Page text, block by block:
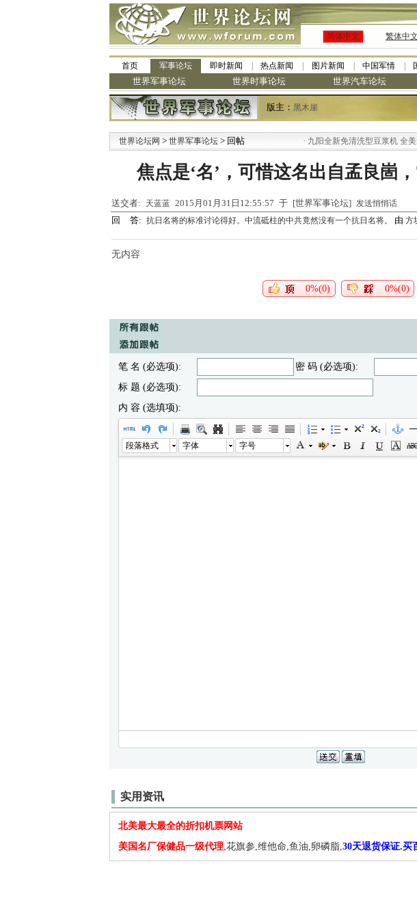
简体中文 繁体中文
首页 军事论坛 即时新闻 热点新闻 图片新闻 中国军情
世界军事论坛 世界时事论坛 世界汽车论坛
版主： 黑木崖
世界论坛网 > 世界军事论坛 > 回帖 九阳全新免清洗型豆浆机 全美最
焦点是‘名’，可惜这名出自孟良崮，
送交者: 天蓝蓝 2015月01月31日12:55:57 于 [世界军事论坛] 发送悄悄话
回 答: 抗日名将的标准讨论得好。中流砥柱的中共竟然没有一个抗日名将。 由 方
无内容
0%(0) 0%(0)
笔 名 (必选项): 密 码 (必选项):
标 题 (必选项):
内 容 (选填项):
段落格式 字体 字号
实用资讯
北美最大最全的折扣机票网站
美国名厂保健品一级代理,花旗参,维他命,鱼油,卵磷脂,30天退货保证.买